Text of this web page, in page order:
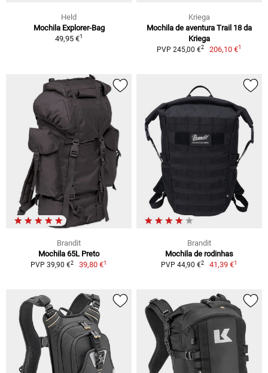
Held
Mochila Explorer-Bag
49,95 €1
Kriega
Mochila de aventura Trail 18 da
Kriega
PVP 245,00 €2 206,10 €1
Brandit
Mochila 65L Preto
PVP 39,90 €2 39,80 €1
Brandit
Mochila de rodinhas
PVP 44,90 €2 41,39 €1